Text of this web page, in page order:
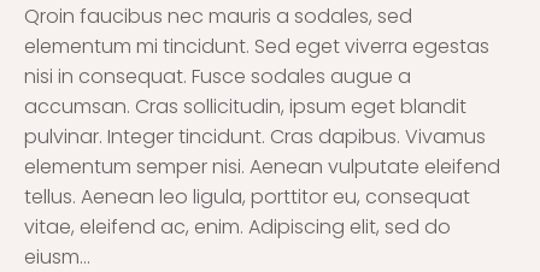
Qroin faucibus nec mauris a sodales, sed
elementum mi tincidunt. Sed eget viverra egestas
nisi in consequat. Fusce sodales augue a
accumsan. Cras sollicitudin, ipsum eget blandit
pulvinar. Integer tincidunt. Cras dapibus. Vivamus
elementum semper nisi. Aenean vulputate eleifend
tellus. Aenean leo ligula, porttitor eu, consequat
vitae, eleifend ac, enim. Adipiscing elit, sed do
eiusm…